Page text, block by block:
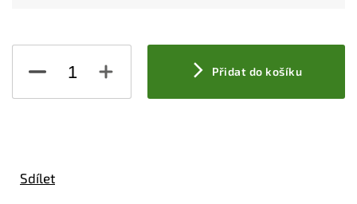
Přidat do košíku
Sdílet